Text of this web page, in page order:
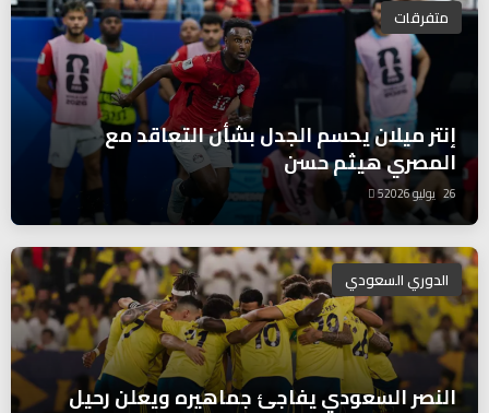
متفرقات
إنتر ميلان يحسم الجدل بشأن التعاقد مع
المصري هيثم حسن
26 يوليو 2026 5
الدوري السعودي
النصر السعودي يفاجئ جماهيره ويعلن رحيل